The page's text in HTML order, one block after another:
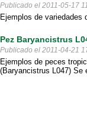
Publicado el 2011-05-17
Ejemplos de variedades
Pez Baryancistrus
Publicado el 2011-04-21
Ejemplos de peces
(Baryancistrus L047) Se